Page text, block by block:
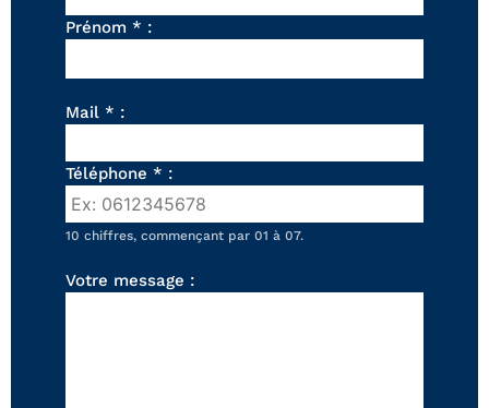
Prénom * :
Mail * :
Téléphone * :
10 chiffres, commençant par 01 à 07.
Votre message :